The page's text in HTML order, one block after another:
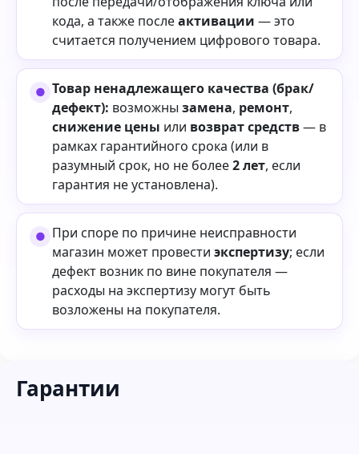
кода, а также послеактивации — это
считается получением цифрового товара.
Товар ненадлежащего качества (брак/
дефект): возможны замена, ремонт,
снижение цены или возврат средств— в
рамках гарантийного срока (или в
разумный срок, но не более2 лет, если
гарантия не установлена).
При споре по причине неисправности
магазин может провести экспертизу; если
дефект возник по вине покупателя —
расходы на экспертизу могут быть
возложены на покупателя.
Гарантии